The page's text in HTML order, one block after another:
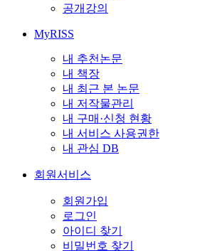
공개강의
MyRISS
내 추천논문
내 책장
내 최근 본 논문
내 저작물관리
내 구매·신청 현황
내 서비스 사용권한
내 관심 DB
회원서비스
회원가입
로그인
아이디 찾기
비밀번호 찾기